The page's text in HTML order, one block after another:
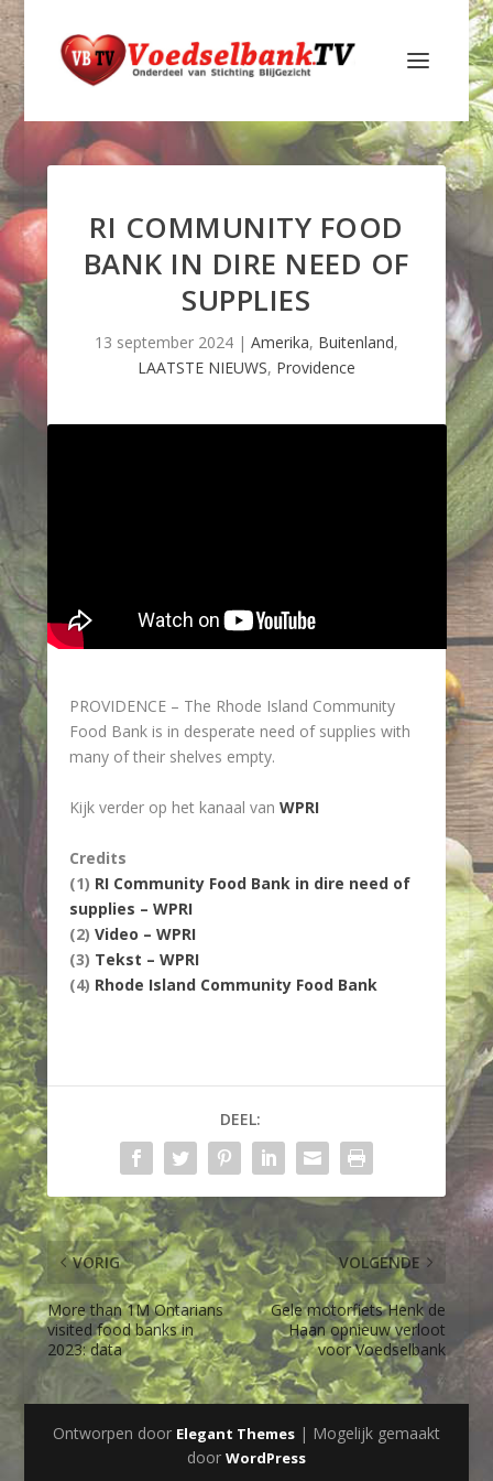
RI COMMUNITY FOOD
BANK IN DIRE NEED OF
SUPPLIES
13 september 2024| Amerika, Buitenland,
LAATSTE NIEUWS, Providence
PROVIDENCE – The Rhode Island Community
Food Bank is in desperate need of supplies with
many of their shelves empty.
Kijk verder op het kanaal van WPRI
Credits
(1) RI Community Food Bank in dire need of
supplies – WPRI
(2) Video – WPRI
(3) Tekst – WPRI
(4) Rhode Island Community Food Bank
DEEL:
VORIG
More than 1M Ontarians
visited food banks in
2023: data
VOLGENDE
Gele motorfiets Henk de
Haan opnieuw verloot
voor Voedselbank
Ontworpen door Elegant Themes| Mogelijk gemaakt
door WordPress